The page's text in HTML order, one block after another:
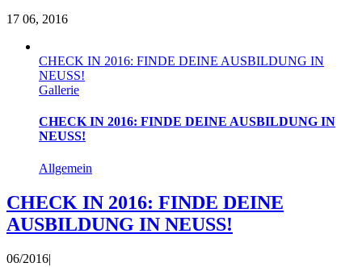
17 06, 2016
CHECK IN 2016: FINDE DEINE AUSBILDUNG IN
NEUSS!
Gallerie
CHECK IN 2016: FINDE DEINE AUSBILDUNG IN
NEUSS!
Allgemein
CHECK IN 2016: FINDE DEINE
AUSBILDUNG IN NEUSS!
06/2016|